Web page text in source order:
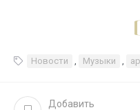
Новости Музыки
Добавить